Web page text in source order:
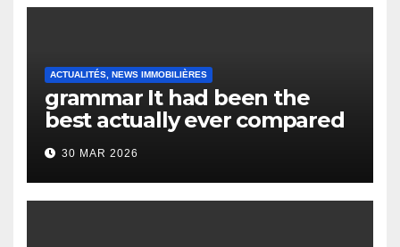
ACTUALITÉS, NEWS IMMOBILIÈRES
grammar It had been the
best actually ever compared
to it’s the top actually?
English Vocabulary Learners
Heap Change
30 MAR 2026